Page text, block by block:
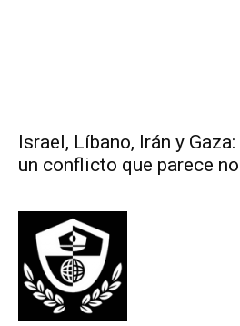
Israel, Líbano, Irán y
un conflicto que parece